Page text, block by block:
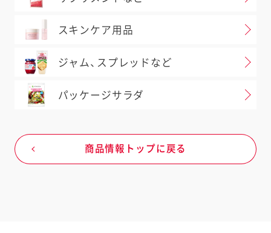
スキンケア用品
ジャム、スプレッドなど
パッケージサラダ
商品情報トップに戻る